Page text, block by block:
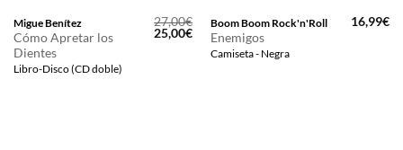
Migue Benítez
Cómo Apretar los
Dientes
Libro-Disco (CD doble)
27,00€
El
precio
25,00€El
precio
actual
Boom Boom Rock'n'Roll
Enemigos
Camiseta - Negra
16,99€